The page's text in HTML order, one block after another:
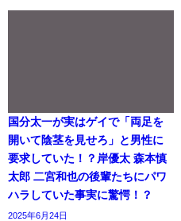
国分太一が実はゲイで「両足を
開いて陰茎を見せろ」と男性に
要求していた！？岸優太 森本慎
太郎 二宮和也の後輩たちにパワ
ハラしていた事実に驚愕！？
2025年6月24日